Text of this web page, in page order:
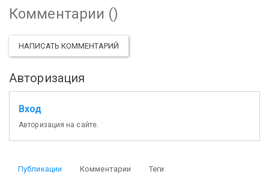
Комментарии ()
НАПИСАТЬ КОММЕНТАРИЙ
Авторизация
Вход
Авторизация на сайте.
Публикации Комментарии Теги